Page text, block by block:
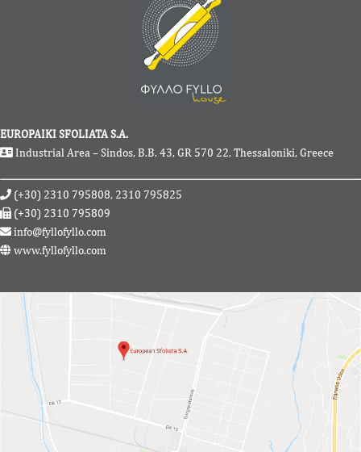
EUROPAIKI SFOLIATA S.A.
Industrial Area – Sindos, B.B. 43, GR 570 22, Thessaloniki, Greece
(+30) 2310 795808, 2310 795825
(+30) 2310 795809
info@fyllofyllo.com
www.fyllofyllo.com